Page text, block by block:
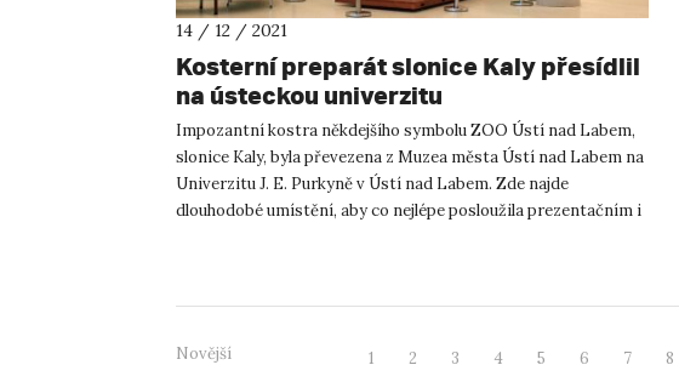
14 / 12 / 2021
Kosterní preparát slonice Kaly přesídlil
na ústeckou univerzitu
Impozantní kostra někdejšího symbolu ZOO Ústí nad Labem,
slonice Kaly, byla převezena z Muzea města Ústí nad Labem na
Univerzitu J. E. Purkyně v Ústí nad Labem. Zde najde
dlouhodobé umístění, aby co nejlépe posloužila prezentačním i
Novější 1 2 3 4 5 6 7 8